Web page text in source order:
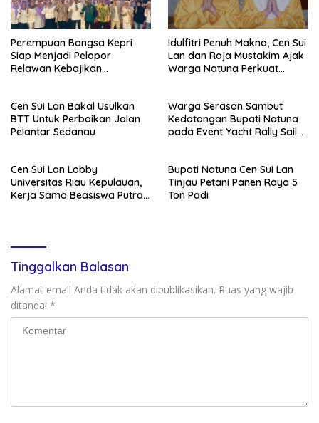
Perempuan Bangsa Kepri
Siap Menjadi Pelopor
Relawan Kebajikan
Idulfitri Penuh Makna, Cen Sui
Lan dan Raja Mustakim Ajak
Warga Natuna Perkuat
Cen Sui Lan Bakal Usulkan
BTT Untuk Perbaikan Jalan
Pelantar Sedanau
Warga Serasan Sambut
Kedatangan Bupati Natuna
pada Event Yacht Rally Sail
Cen Sui Lan Lobby
Universitas Riau Kepulauan,
Kerja Sama Beasiswa Putra-
Bupati Natuna Cen Sui Lan
Tinjau Petani Panen Raya 5
Ton Padi
Tinggalkan Balasan
Alamat email Anda tidak akan dipublikasikan. Ruas yang wajib
ditandai *